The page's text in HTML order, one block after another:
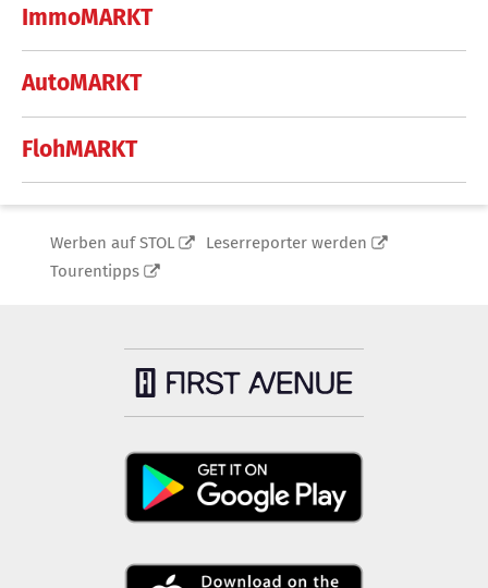
ImmoMARKT
AutoMARKT
FlohMARKT
Werben auf STOL
Leserreporter werden
Tourentipps